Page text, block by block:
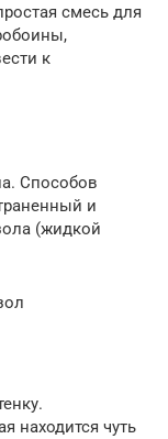
смесь для
к
Способов
и
(жидкой
находится чуть